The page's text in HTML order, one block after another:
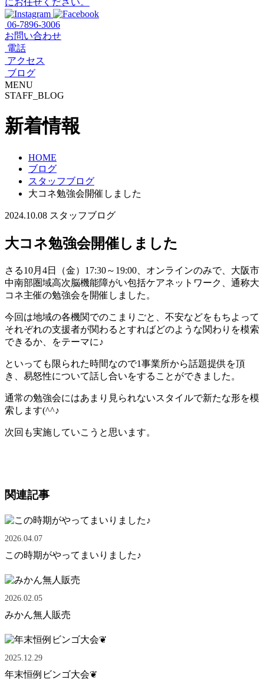
06-7896-3006
お問い合わせ
電話
アクセス
ブログ
MENU
STAFF_BLOG
新着情報
HOME
ブログ
スタッフブログ
大コネ勉強会開催しました
2024.10.08 スタッフブログ
大コネ勉強会開催しました
さる10月4日（金）17:30～19:00、オンラインのみで、大阪市
中南部圏域高次脳機能障がい包括ケアネットワーク、通称大
コネ主催の勉強会を開催しました。
今回は地域の各機関でのこまりごと、不安などをもちよって
それぞれの支援者が関わるとすればどのような関わりを模索
できるか、をテーマに♪
といっても限られた時間なので1事業所から話題提供を頂
き、易怒性について話し合いをすることができました。
通常の勉強会にはあまり見られないスタイルで新たな形を模
索します(^^♪
次回も実施していこうと思います。
関連記事
2026.04.07
この時期がやってまいりました♪
2026.02.05
みかん無人販売
2025.12.29
年末恒例ビンゴ大会❦